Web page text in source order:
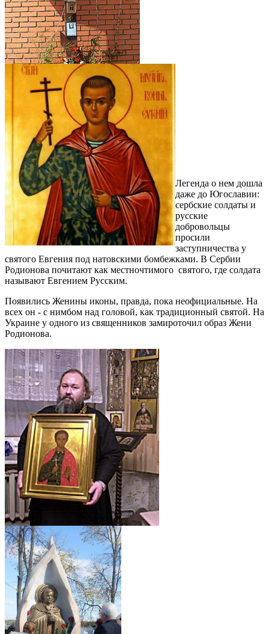
Легенда о нем дошла
даже до Югославии:
сербские солдаты и
русские
добровольцы
просили
заступничества у
святого Евгения под натовскими бомбежками. В Сербии
Родионова почитают как местночтимого святого, где солдата
называют Евгением Русским.
Появились Женины иконы, правда, пока неофициальные. На
всех он - с нимбом над головой, как традиционный святой. На
Украине у одного из священников замироточил образ Жени
Родионова.